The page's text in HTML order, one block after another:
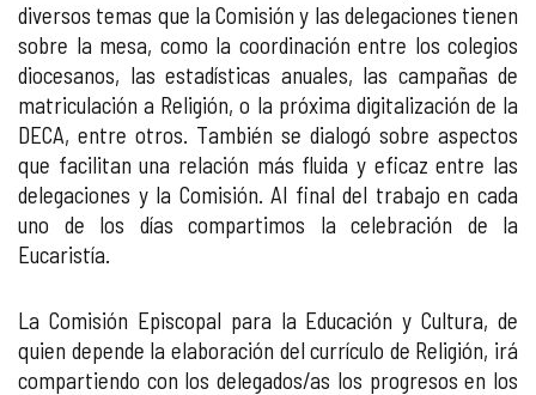
diversos temas que la Comisión y las delegaciones tienen
sobre la mesa, como la coordinación entre los colegios
diocesanos, las estadísticas anuales, las campañas de
matriculación a Religión, o la próxima digitalización de la
DECA, entre otros. También se dialogó sobre aspectos
que facilitan una relación más fluida y eficaz entre las
delegaciones y la Comisión. Al final del trabajo en cada
uno de los días compartimos la celebración de la
Eucaristía.
La Comisión Episcopal para la Educación y Cultura, de
quien depende la elaboración del currículo de Religión, irá
compartiendo con los delegados/as los progresos en los